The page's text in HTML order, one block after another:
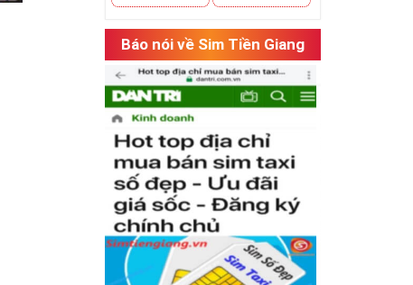
dùng phát
Báo nói về Sim Tiền Giang